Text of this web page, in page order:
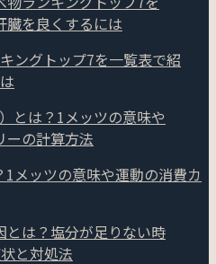
ングトップ7を一覧表で紹
1メッツの意味や運動の消費カ